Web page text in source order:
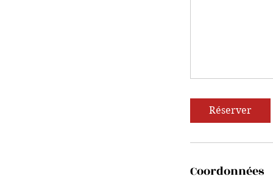
Réserver
Coordonnées